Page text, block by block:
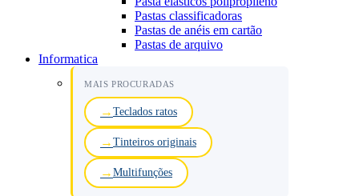
Pastas classificadoras
Pastas de anéis em cartão
Pastas de arquivo
Informatica
MAIS PROCURADAS
Teclados ratos
Tinteiros originais
Multifunções